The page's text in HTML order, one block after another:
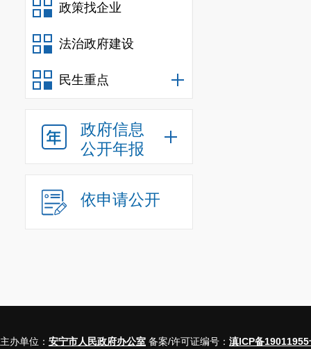
政策找企业
法治政府建设
民生重点
政府信息
公开年报
依申请公开
主办单位： 安宁市人民政府办公室 备案/许可证编号： 滇ICP备